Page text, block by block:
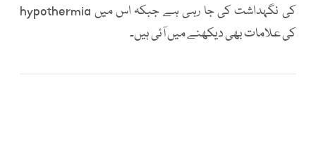
کی نگہداشت کی جا رہی ہے جبکہ اس میں hypothermia
کی علامات بھی دیکھنے میں آئی ہیں۔